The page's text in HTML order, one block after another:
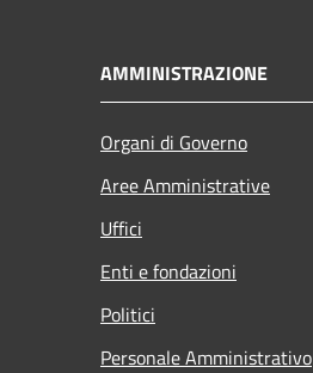
AMMINISTRAZIONE
Organi di Governo
Aree Amministrative
Uffici
Enti e fondazioni
Politici
Personale Amministrativo